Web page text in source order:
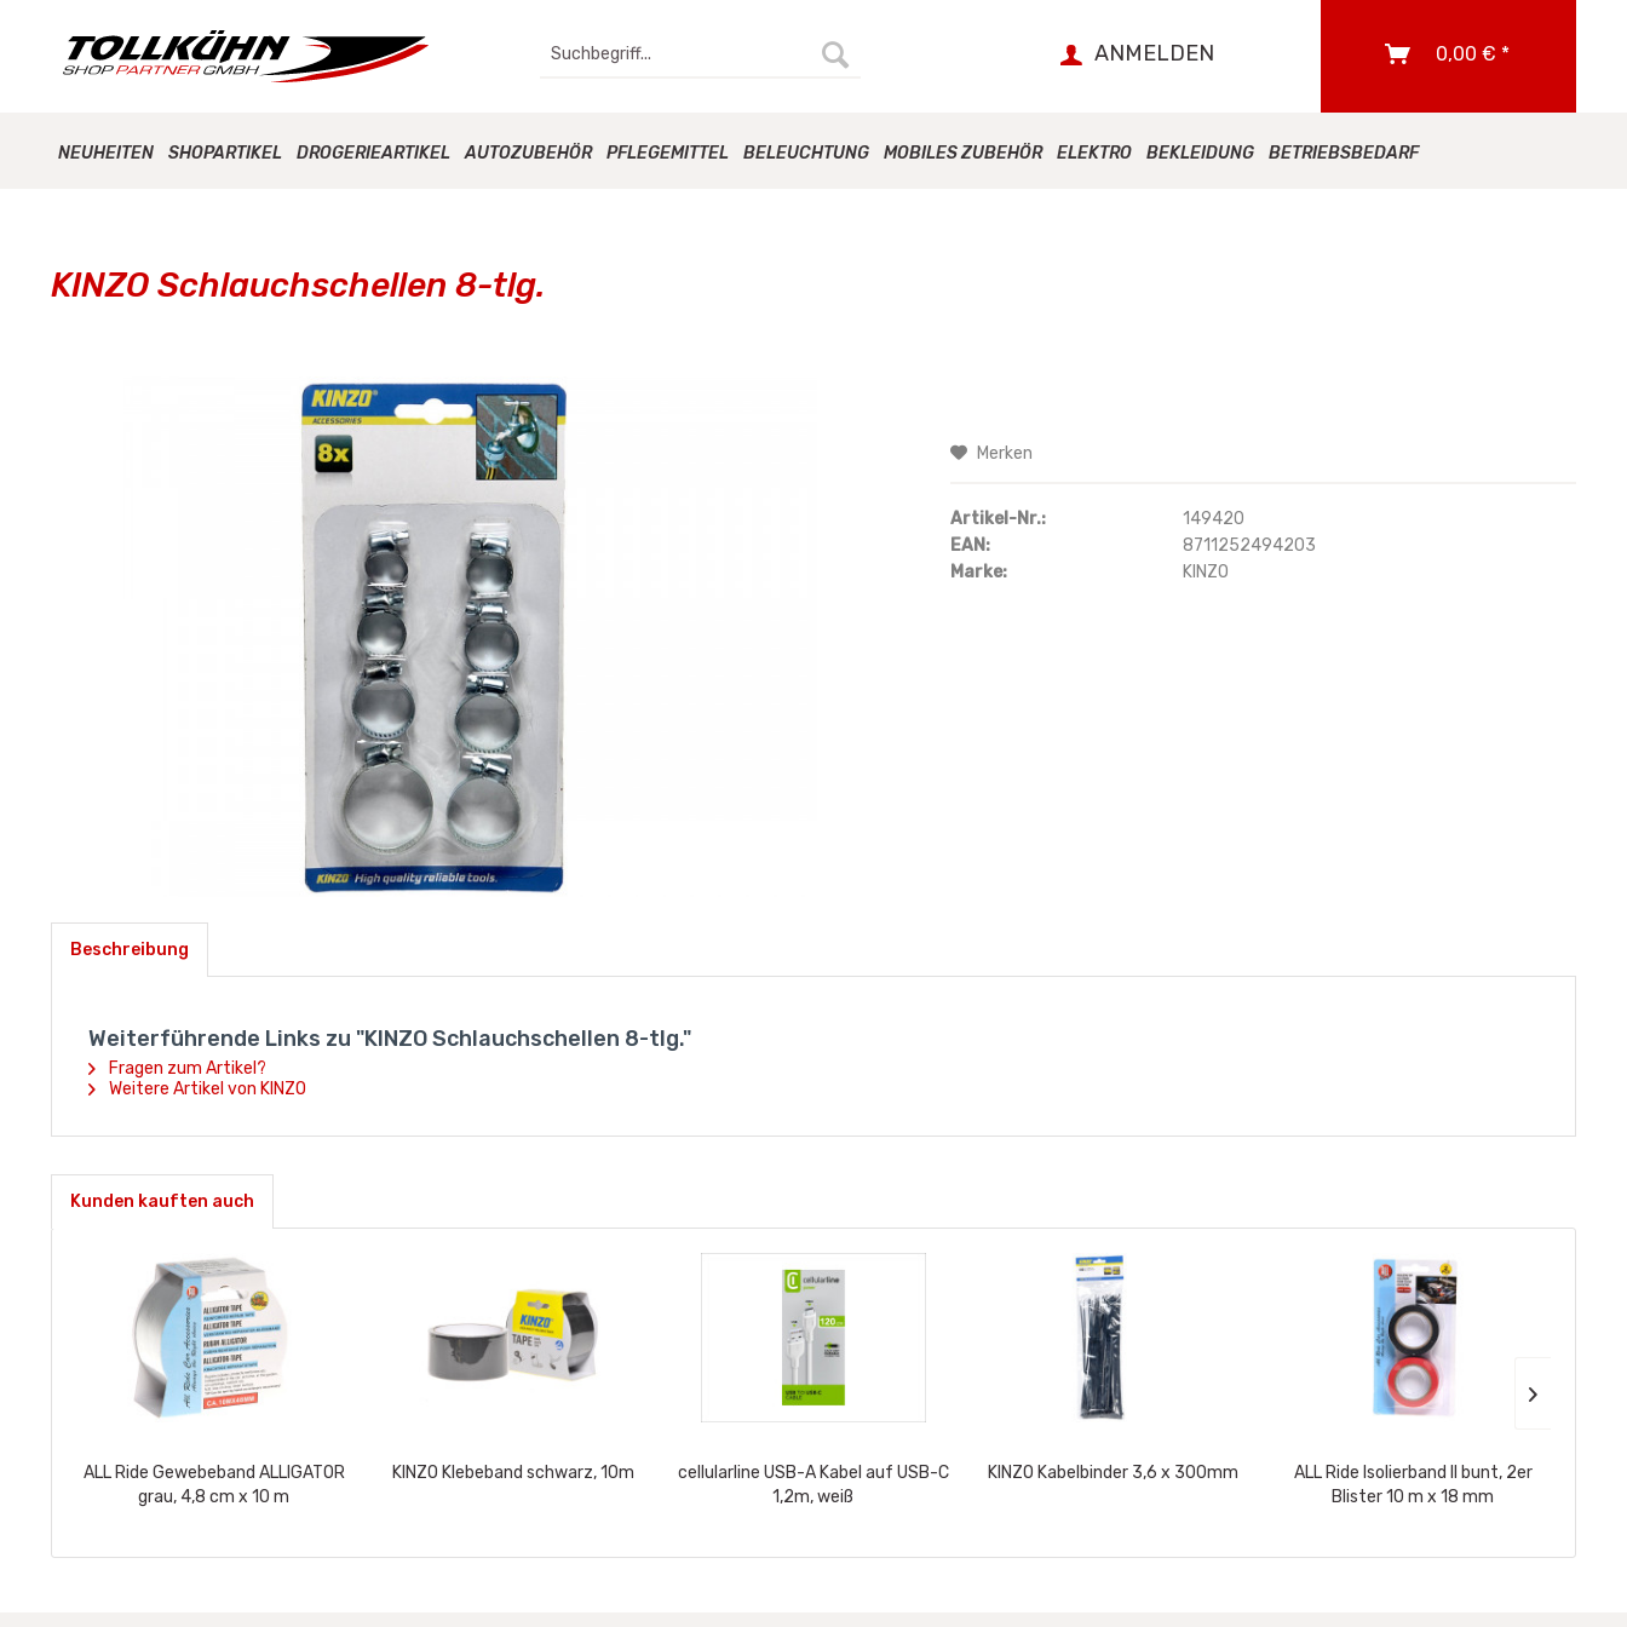
ANMELDEN 0,00 € *
NEUHEITEN SHOPARTIKEL DROGERIEARTIKEL AUTOZUBEHÖR PFLEGEMITTEL BELEUCHTUNG MOBILES ZUBEHÖR ELEKTRO BEKLEIDUNG BETRIEBSBEDARF
KINZO Schlauchschellen 8-tlg.
Merken
Artikel-Nr.:
149420
EAN:
8711252494203
Marke:
KINZO
Beschreibung
Weiterführende Links zu "KINZO Schlauchschellen 8-tlg."
Fragen zum Artikel?
Weitere Artikel von KINZO
Kunden kauften auch
ALL Ride Gewebeband ALLIGATOR
grau, 4,8 cm x 10 m
KINZO Klebeband schwarz, 10m
cellularline USB-A Kabel auf USB-C
1,2m, weiß
KINZO Kabelbinder 3,6 x 300mm
ALL Ride Isolierband II bunt, 2er
Blister 10 m x 18 mm